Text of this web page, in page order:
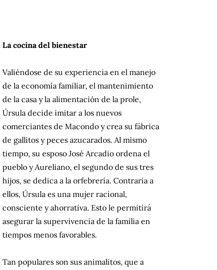
La cocina del bienestar
Valiéndose de su experiencia en el manejo
de la economía familiar, el mantenimiento
de la casa y la alimentación de la prole,
Úrsula decide imitar a los nuevos
comerciantes de Macondo y crea su fábrica
de gallitos y peces azucarados. Al mismo
tiempo, su esposo José Arcadio ordena el
pueblo y Aureliano, el segundo de sus tres
hijos, se dedica a la orfebrería. Contraria a
ellos, Úrsula es una mujer racional,
consciente y ahorrativa. Esto le permitirá
asegurar la supervivencia de la familia en
tiempos menos favorables.
Tan populares son sus animalitos, que a